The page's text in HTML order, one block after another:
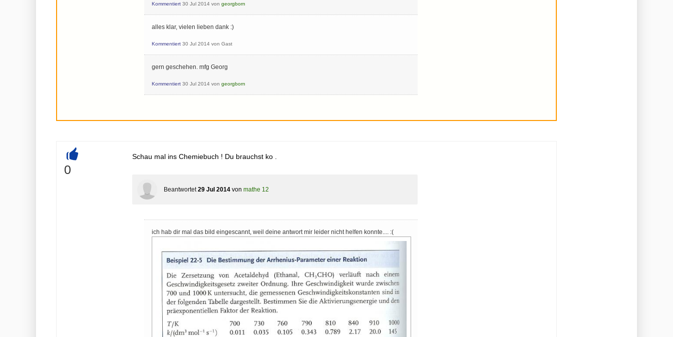
Kommentiert 30 Jul 2014 vongeorgborn
alles klar, vielen lieben dank :)
Kommentiert 30 Jul 2014 vonGast
gern geschehen. mfg Georg
Kommentiert 30 Jul 2014 vongeorgborn
+
0
Schau mal ins Chemiebuch ! Du brauchst ko .
Beantwortet 29 Jul 2014 von mathe 12
ich hab dir mal das bild eingescannt, weil deine antwort mir leider nicht helfen konnte.... :(